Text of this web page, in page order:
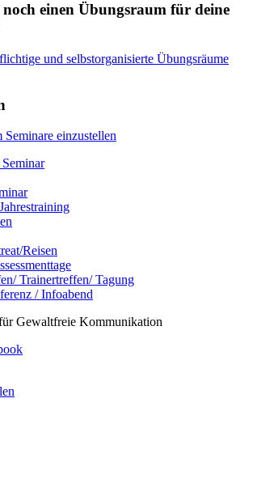
einen Übungsraum für deine
und selbstorganisierte Übungsräume
einzustellen
Reisen
Trainertreffen/ Tagung
/ Infoabend
Gewaltfreie Kommunikation